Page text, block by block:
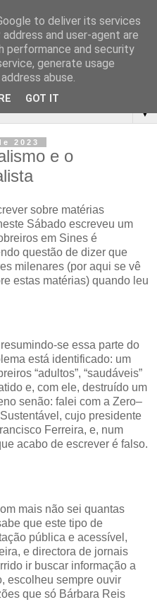
▼
2023
e o
sobre matérias
Sábado escreveu um
em Sines é
questão de dizer que
milenares (por aqui se vê
estas matérias) quando leu
se essa parte do
está identificado: um
“adultos”, “saudáveis”
e, com ele, destruído um
senão: falei com a Zero–
cujo presidente
Ferreira, e, num
acabo de escrever é falso.
mais não sei quantas
que este tipo de
pública e acessível,
e directora de jornais
ir buscar informação a
escolheu sempre ouvir
que só Bárbara Reis
to deliver its services
and user-agent are
performance and security
generate usage
abuse.
GOT IT